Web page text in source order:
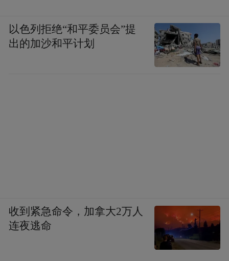
以色列拒绝“和平委员会”提
出的加沙和平计划
收到紧急命令，加拿大2万人
连夜逃命